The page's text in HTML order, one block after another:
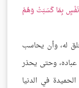
نَفْسٍ بِمَا كَسَبَتْ وَهُمْ
له، وأن يحاسب
وحتى يحذر
الحميدة في الدنيا